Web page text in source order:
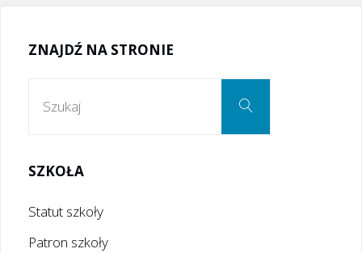
ZNAJDŹ NA STRONIE
Szukaj
SZKOŁA
Statut szkoły
Patron szkoły